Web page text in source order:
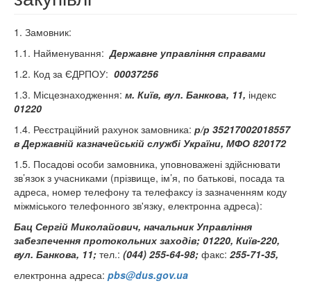
1. Замовник:
1.1. Найменування:Державне управління справами
1.2. Код за ЄДРПОУ: 00037256
1.3. Місцезнаходження: м. Київ, вул. Банкова, 11, індекс
01220
1.4. Реєстраційний рахунок замовника: р/р 35217002018557
в Державній казначейській службі України, МФО 820172
1.5. Посадові особи замовника, уповноважені здійснювати
зв’язок з учасниками (прізвище, ім’я, по батькові, посада та
адреса, номер телефону та телефаксу із зазначенням коду
міжміського телефонного зв'язку, електронна адреса):
Бац Сергій Миколайович, начальник Управління
забезпечення протокольних заходів; 01220, Київ-220,
вул. Банкова, 11; тел.: (044) 255-64-98; факс: 255-71-35,
електронна адреса: pbs@dus.gov.ua